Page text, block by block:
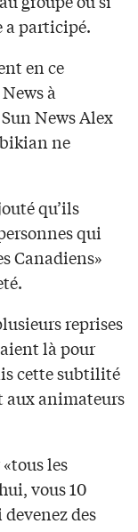
participé.
en ce
à
News Alex
ne
qu’ils
qui
Canadiens»
reprises
là pour
cette subtilité
aux animateurs
les
vous 10
des